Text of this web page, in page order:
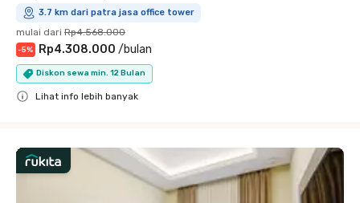
3.7 km dari patra jasa office tower
mulai dari Rp4.568.000
-5% Rp4.308.000 /bulan
Diskon sewa min. 12 Bulan
Lihat info lebih banyak